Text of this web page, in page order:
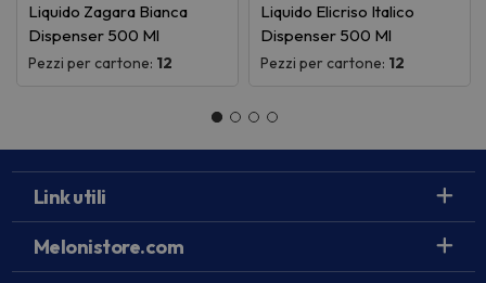
Liquido Zagara Bianca
Dispenser 500 Ml
Pezzi per cartone: 12
Liquido Elicriso Italico
Dispenser 500 Ml
Pezzi per cartone: 12
Link utili
Melonistore.com